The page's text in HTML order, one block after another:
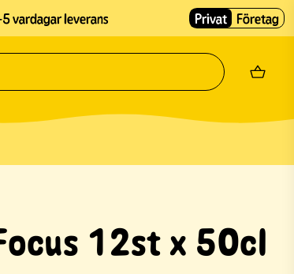
vardagar leverans Privat Företag
12st x 50cl